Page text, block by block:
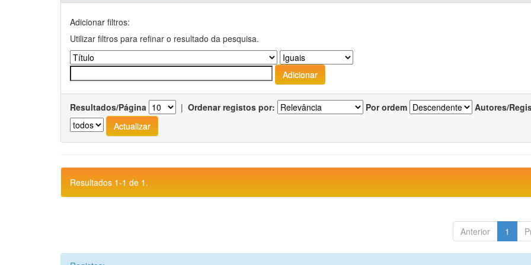
Adicionar filtros:
Utilizar filtros para refinar o resultado da pesquisa.
Resultados/Página | Ordenar registos por: Por ordem Autores/
Resultados 1-1 de 1.
Anterior 1